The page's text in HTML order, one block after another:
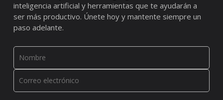
inteligencia artificial y herramientas que te ayudarán a
ser más productivo. Únete hoy y mantente siempre un
paso adelante.